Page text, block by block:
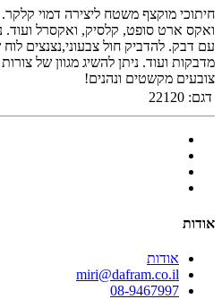
חיתוכי מוקצף משטח ליצירה דמוי
ואקס ארט סופט, קלסיק, ואקסרל ועוד.
עם דבק. להדביק חול צבעוני,נצנצים
מדבקות ועוד. ניתן להשיג מגוון של
צובעים מקשטים ונהנים!
דגם: 22120
אודות
אודות
miri@dafram.co.il
08-9467997